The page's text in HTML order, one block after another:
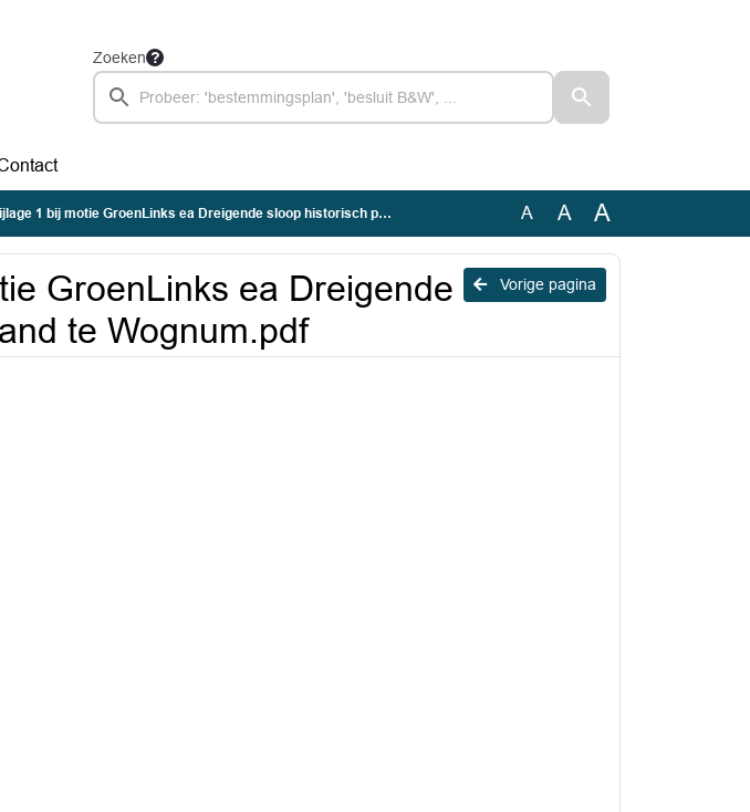
Zoeken
1 bij motie GroenLinks ea Dreigende sloop historisch pand te Wognum.pdf A A A
Vorige pagina
GroenLinks ea Dreigende
te Wognum.pdf